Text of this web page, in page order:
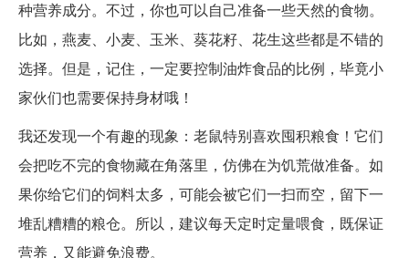
种营养成分。不过，你也可以自己准备一些天然的食物。
比如，燕麦、小麦、玉米、葵花籽、花生这些都是不错的
选择。但是，记住，一定要控制油炸食品的比例，毕竟小
家伙们也需要保持身材哦！
我还发现一个有趣的现象：老鼠特别喜欢囤积粮食！它们
会把吃不完的食物藏在角落里，仿佛在为饥荒做准备。如
果你给它们的饲料太多，可能会被它们一扫而空，留下一
堆乱糟糟的粮仓。所以，建议每天定时定量喂食，既保证
营养，又能避免浪费。